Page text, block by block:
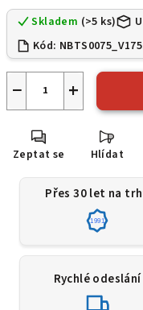
Skladem (>5 ks)
Kód:
+
−
Zeptat se Hlídat
Přes 30 let na
1991
Rychlé odeslání